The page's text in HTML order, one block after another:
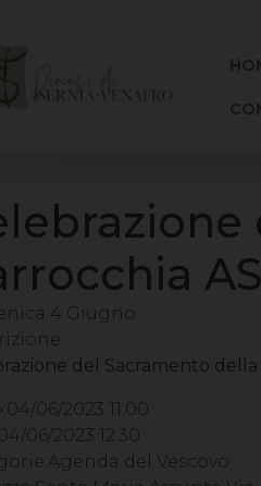
4 Giugno
del Sacramento
04/06/2023 11:00
06/2023 12:30
Agenda del Vescovo